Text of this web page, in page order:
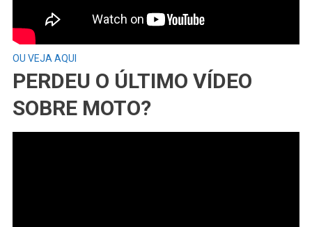
OU VEJA AQUI
PERDEU O ÚLTIMO VÍDEO
SOBRE MOTO?